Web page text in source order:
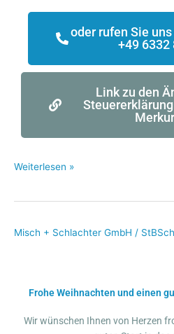
oder rufen Sie
+49 6332
Link zu den
Weiterlesen »
Misch + Schlachter GmbH /
Frohe Weihnachten und einen
Wir wünschen Ihnen von Herzen
Frohe
guten